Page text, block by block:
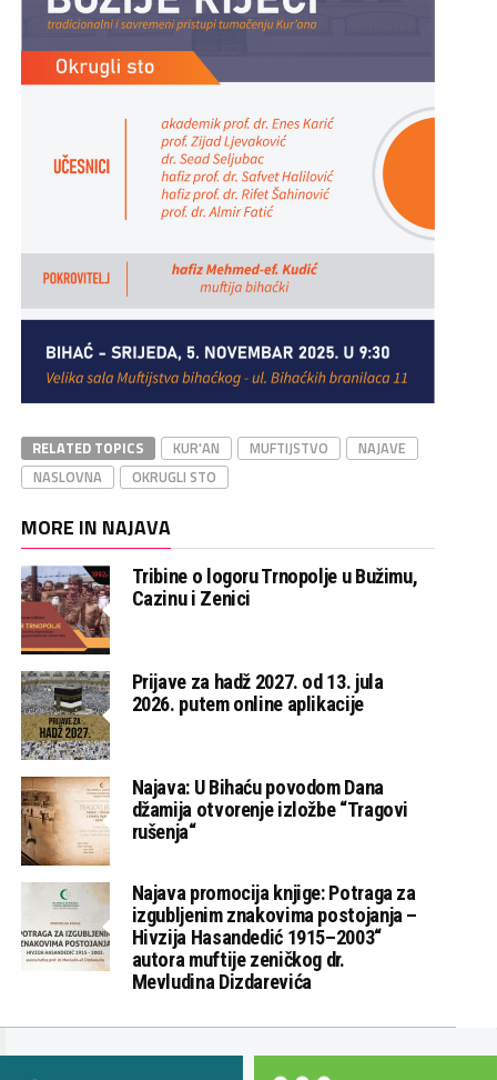
RELATED TOPICS KUR'AN MUFTIJSTVO
NAJAVE
NASLOVNA
OKRUGLI STO
MORE IN NAJAVA
Tribine o logoru Trnopolje u Bužimu,
Cazinu i Zenici
Prijave za hadž 2027. od 13. jula
2026. putem online aplikacije
Najava: U Bihaću povodom Dana
džamija otvorenje izložbe “Tragovi
rušenja“
Najava promocija knjige: Potraga za
izgubljenim znakovima postojanja –
Hivzija Hasandedić 1915–2003“
autora muftije zeničkog dr.
Mevludina Dizdarevića